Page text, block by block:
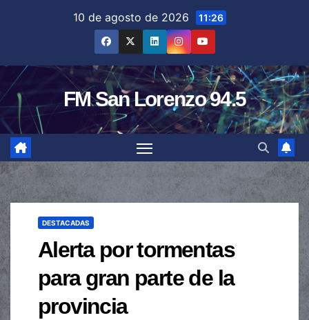
10 de agosto de 2026 11:26
FM San Lorenzo 94.5
DESTACADAS
Alerta por tormentas
para gran parte de la
provincia